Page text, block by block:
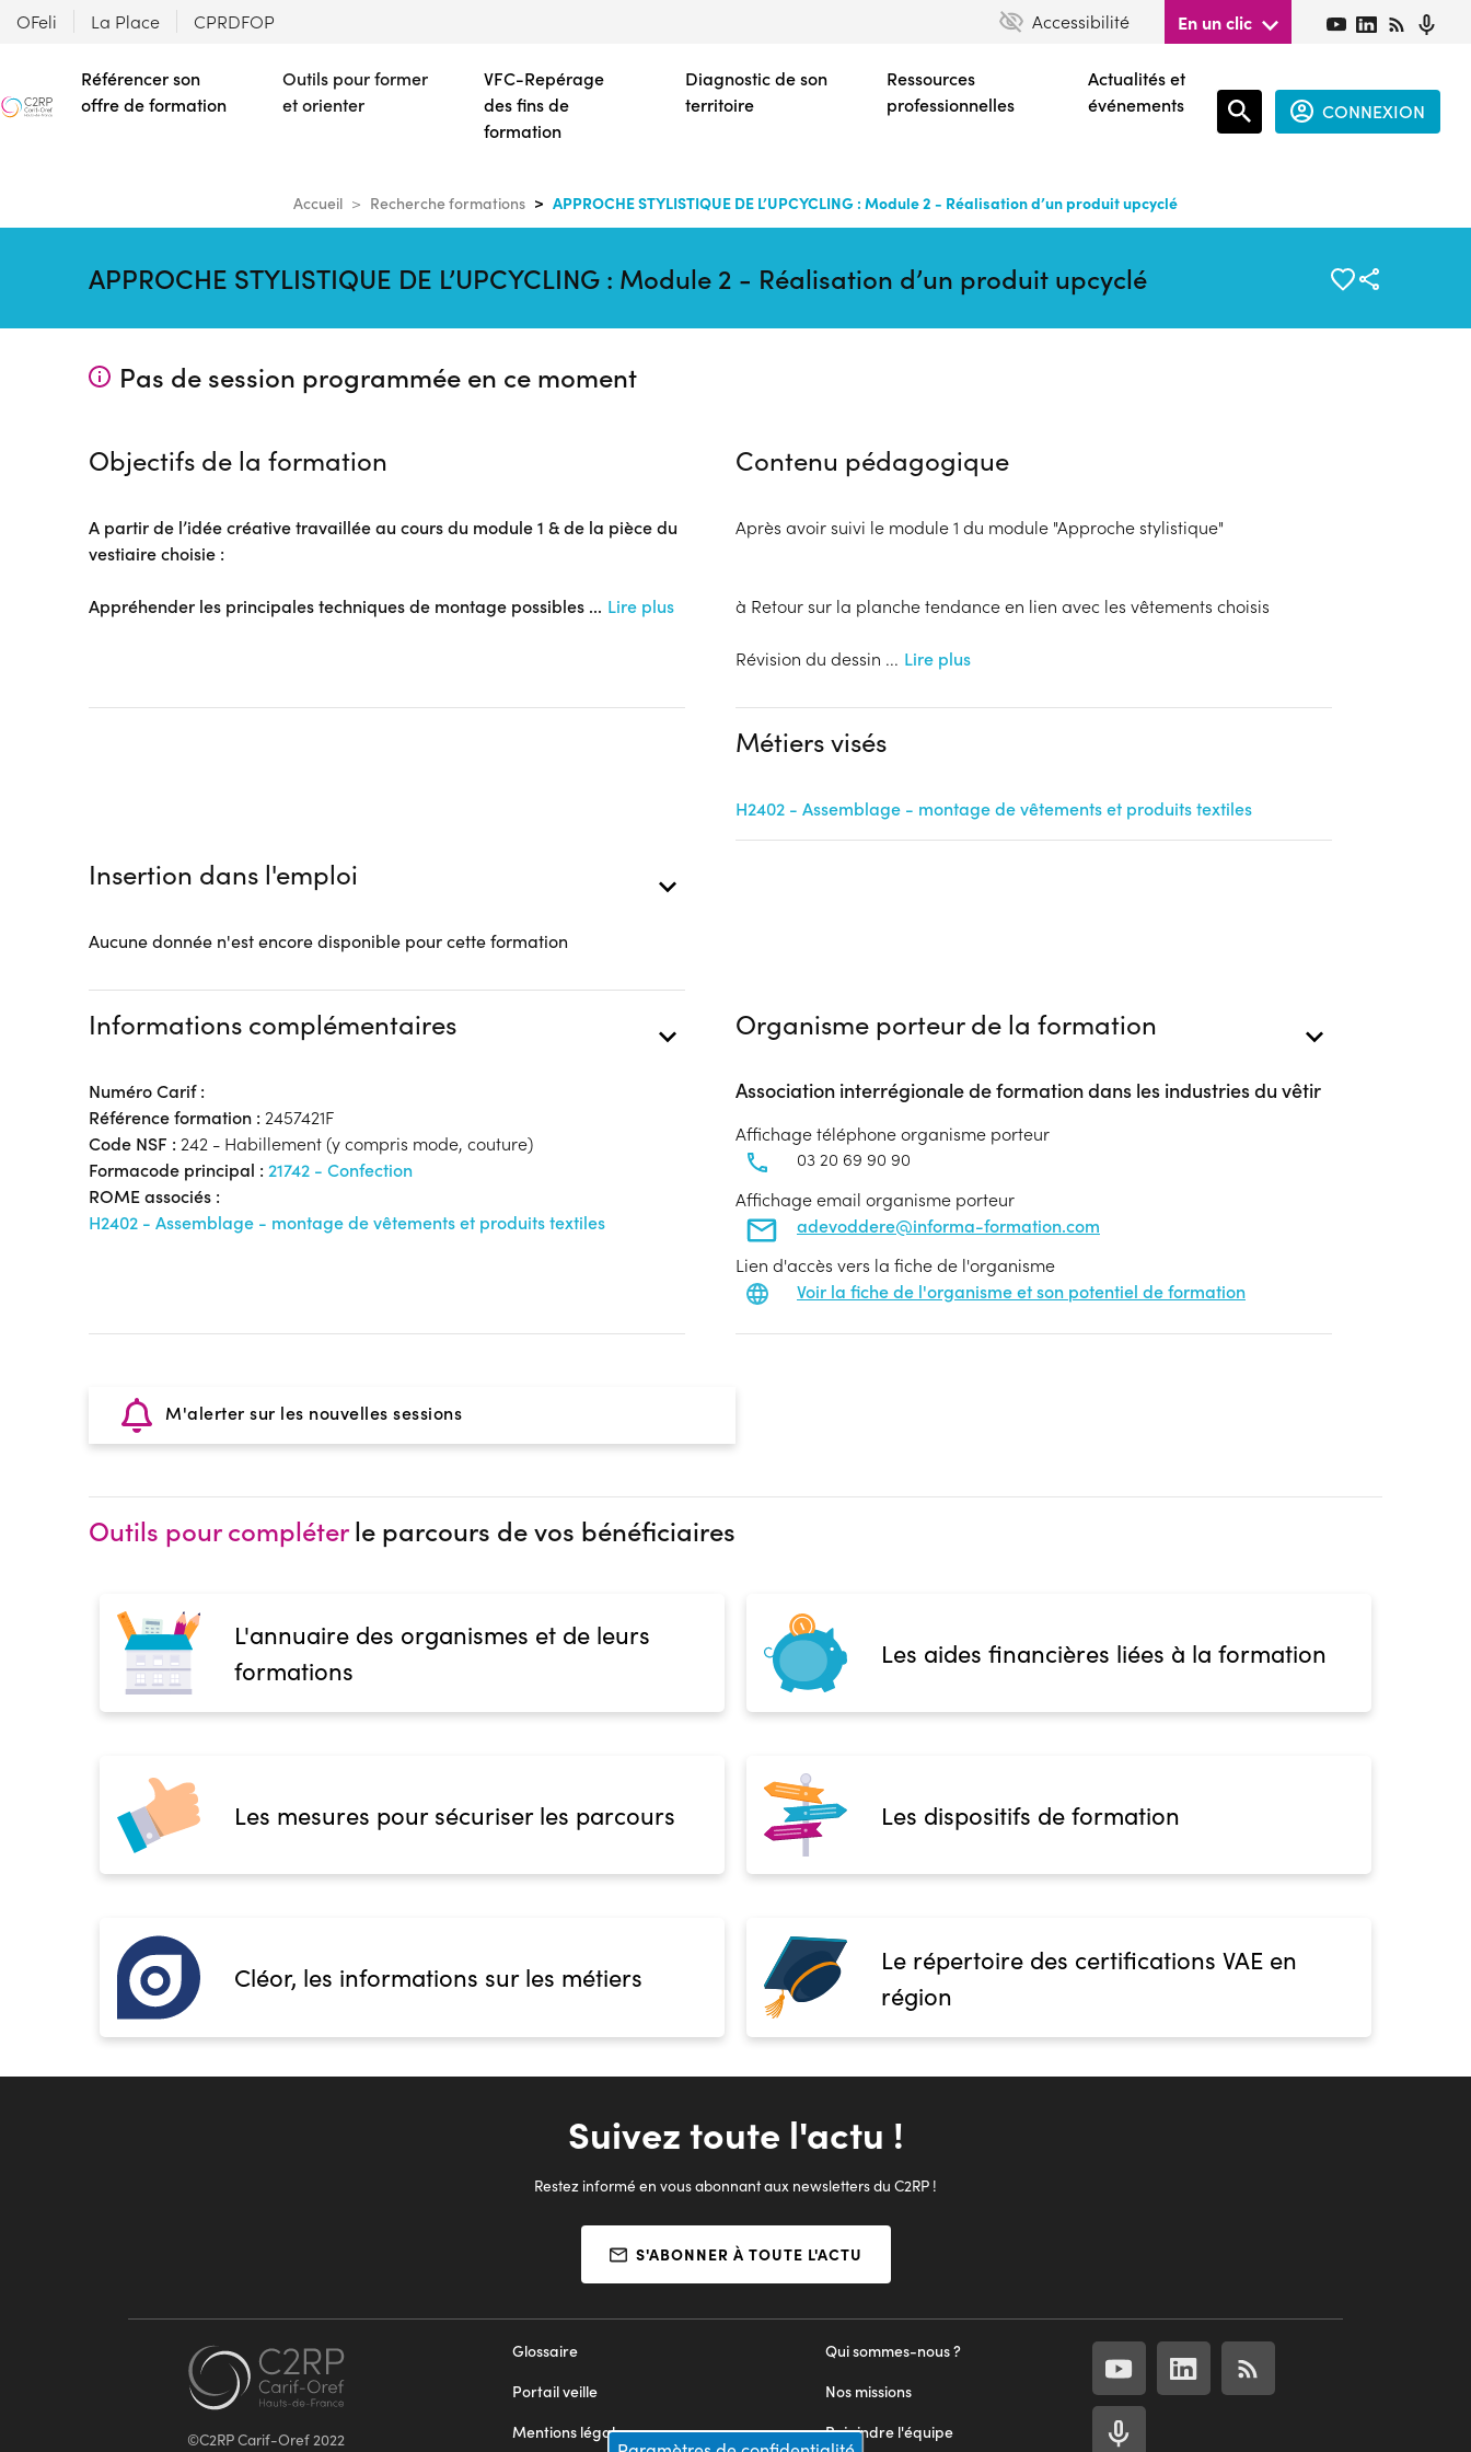
contenu
principal
OFeli La Place CPRDFOP Accessibilité En un clic
Référencer son
offre de formation
Outils pour former
et orienter
VFC-Repérage
des fins de
formation
Diagnostic de son
territoire
Ressources
professionnelles
Actualités et
événements
CONNEXION
Accueil Recherche formations APPROCHE STYLISTIQUE DE L’UPCYCLING : Module 2 - Réalisation d’un produit upcyclé
APPROCHE STYLISTIQUE DE L’UPCYCLING : Module 2 - Réalisation d’un produit upcyclé
Pas de session programmée en ce moment
Objectifs de la formation
A partir de l’idée créative travaillée au cours du module 1 & de la pièce du
vestiaire choisie :
Appréhender les principales techniques de montage possibles ... Lire plus
Contenu pédagogique
Après avoir suivi le module 1 du module "Approche stylistique"
à Retour sur la planche tendance en lien avec les vêtements choisis
Révision du dessin ... Lire plus
Métiers visés
H2402 - Assemblage - montage de vêtements et produits textiles
Insertion dans l'emploi
Aucune donnée n'est encore disponible pour cette formation
Informations complémentaires
Numéro Carif :
Référence formation : 2457421F
Code NSF : 242 - Habillement (y compris mode, couture)
Formacode principal : 21742 - Confection
ROME associés :
H2402 - Assemblage - montage de vêtements et produits textiles
Organisme porteur de la formation
Association interrégionale de formation dans les industries du vêtir
Affichage téléphone organisme porteur
03 20 69 90 90
Affichage email organisme porteur
adevoddere@informa-formation.com
Lien d'accès vers la fiche de l'organisme
Voir la fiche de l'organisme et son potentiel de formation
M'alerter sur les nouvelles sessions
Outils pour compléterle parcours de vos bénéficiaires
L'annuaire des organismes et de leurs
formations
Les aides financières liées à la formation
Les mesures pour sécuriser les parcours Les dispositifs de formation
Cléor, les informations sur les métiers
Le répertoire des certifications VAE en
région
Suivez toute l'actu !
Restez informé en vous abonnant aux newsletters du C2RP !
S'ABONNER À TOUTE L'ACTU
©C2RP Carif-Oref 2022
Qui sommes-nous ?
Nos missions
Rejoindre l'équipe
Glossaire
Portail veille
Mentions légales